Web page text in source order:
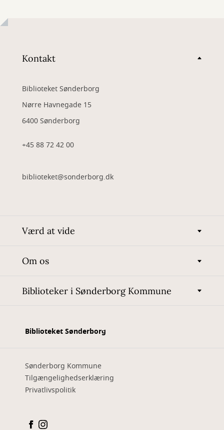
Kontakt
Biblioteket Sønderborg
Nørre Havnegade 15
6400 Sønderborg
+45 88 72 42 00
biblioteket@sonderborg.dk
Værd at vide
Om os
Biblioteker i Sønderborg Kommune
Biblioteket Sønderborg
Sønderborg Kommune
Tilgængelighedserklæring
Privatlivspolitik